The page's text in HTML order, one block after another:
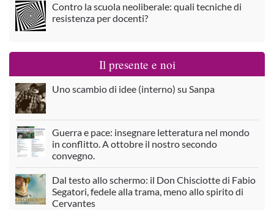
Contro la scuola neoliberale: quali tecniche di
resistenza per docenti?
Il presente e noi
Uno scambio di idee (interno) su Sanpa
Guerra e pace: insegnare letteratura nel mondo
in conflitto. A ottobre il nostro secondo
convegno.
Dal testo allo schermo: il Don Chisciotte di Fabio
Segatori, fedele alla trama, meno allo spirito di
Cervantes